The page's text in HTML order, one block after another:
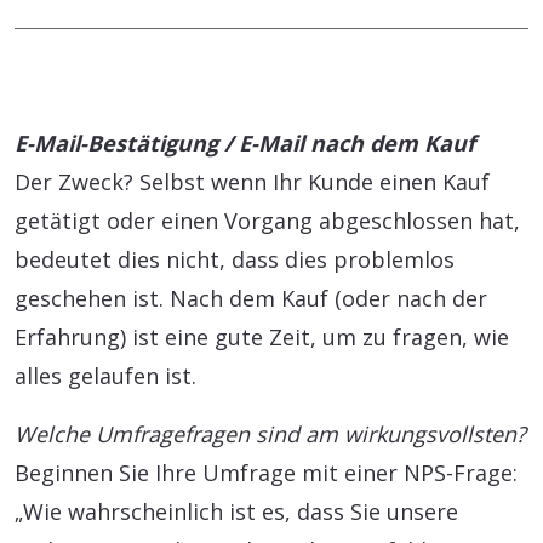
E-Mail-Bestätigung / E-Mail nach dem Kauf
Der Zweck? Selbst wenn Ihr Kunde einen Kauf
getätigt oder einen Vorgang abgeschlossen hat,
bedeutet dies nicht, dass dies problemlos
geschehen ist. Nach dem Kauf (oder nach der
Erfahrung) ist eine gute Zeit, um zu fragen, wie
alles gelaufen ist.
Welche Umfragefragen sind am wirkungsvollsten?
Beginnen Sie Ihre Umfrage mit einer NPS-Frage:
„Wie wahrscheinlich ist es, dass Sie unsere